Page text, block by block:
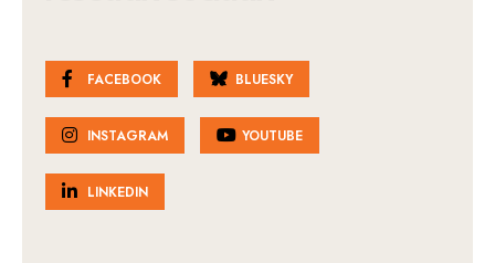
FACEBOOK BLUESKY
INSTAGRAM YOUTUBE
LINKEDIN